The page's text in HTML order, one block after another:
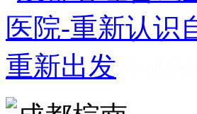
成都看心理疾病
家好 成都心理咨询推荐